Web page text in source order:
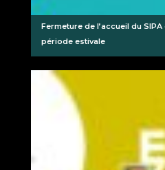
Fermeture de l’accueil du
période estivale